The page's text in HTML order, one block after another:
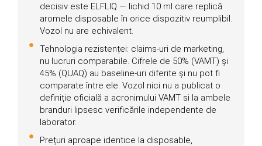
decisiv este ELFLIQ — lichid 10 ml care replică
aromele disposable în orice dispozitiv reumplibil.
Vozol nu are echivalent.
Tehnologia rezistenței: claims-uri de marketing,
nu lucruri comparabile. Cifrele de 50% (VAMT) și
45% (QUAQ) au baseline-uri diferite și nu pot fi
comparate între ele. Vozol nici nu a publicat o
definiție oficială a acronimului VAMT si la ambele
branduri lipsesc verificările independente de
laborator.
Prețuri aproape identice la disposable,